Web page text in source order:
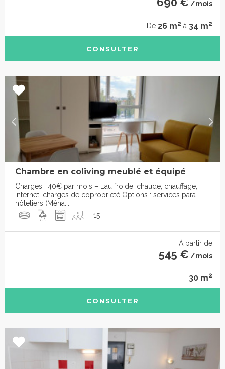
/mois
De 26 m2 à 34 m2
CONSULTER
Chambre en coliving meublé et équipé
Charges : 40€ par mois – Eau froide, chaude, chauffage,
internet, charges de copropriété Options : services para-
hôteliers (Ména...
+ 15
À partir de
545 € /mois
30 m2
CONSULTER